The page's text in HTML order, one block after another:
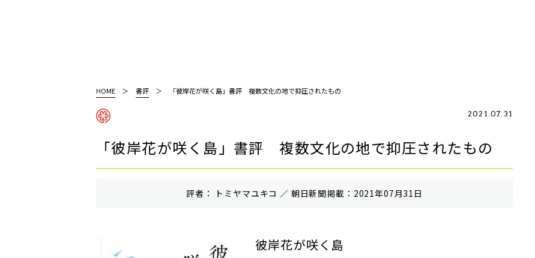
HOME 書評 「彼岸花が咲く島」書評 複数文化の地で抑圧されたもの
2021.07.31
「彼岸花が咲く島」書評 複数文化の地で抑圧されたもの
評者： トミヤマユキコ ／ 朝⽇新聞掲載：2021年07月31日
彼岸花が咲く島